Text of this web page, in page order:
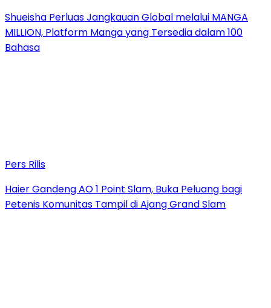
Shueisha Perluas Jangkauan Global melalui MANGA
MILLION, Platform Manga yang Tersedia dalam 100
Bahasa
Pers Rilis
Haier Gandeng AO 1 Point Slam, Buka Peluang bagi
Petenis Komunitas Tampil di Ajang Grand Slam